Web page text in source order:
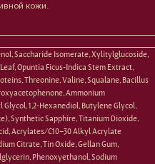
кожи.
Saccharide Isomerate, Xylitylglucoside,
Opuntia Ficus-Indica Stem Extract,
Threonine, Valine, Squalane, Bacillus
Ammonium
1,2-Hexanediol, Butylene Glycol,
Synthetic Sapphire, Titanium Dioxide,
Acrylates/C10−30 Alkyl Acrylate
Citrate, Tin Oxide, Gellan Gum,
Phenoxyethanol, Sodium